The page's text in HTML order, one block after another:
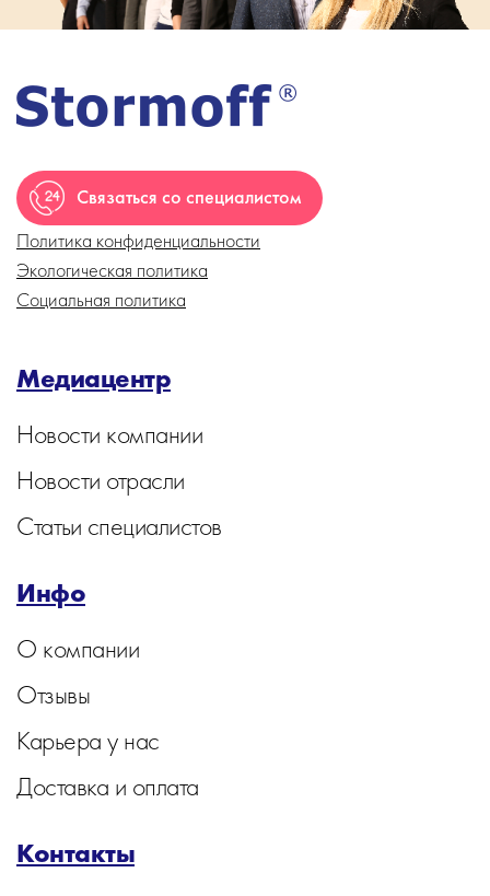
Связаться со специалистом
Политика конфиденциальности
Экологическая политика
Социальная политика
Медиацентр
Новости компании
Новости отрасли
Статьи специалистов
Инфо
О компании
Отзывы
Карьера у нас
Доставка и оплата
Контакты